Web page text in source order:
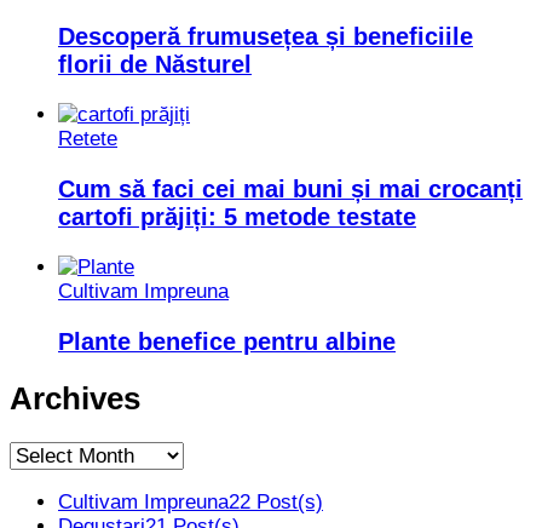
Descoperă frumusețea și beneficiile
florii de Năsturel
Retete
Cum să faci cei mai buni și mai crocanți
cartofi prăjiți: 5 metode testate
Cultivam Impreuna
Plante benefice pentru albine
Archives
Archives
Cultivam Impreuna22 Post(s)